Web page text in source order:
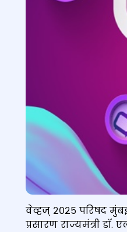
वेव्हज् २०२५ परिषद
प्रसारण राज्यमंत्री